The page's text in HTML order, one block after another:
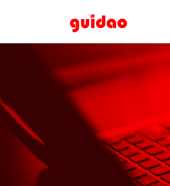
高端定制网站建设